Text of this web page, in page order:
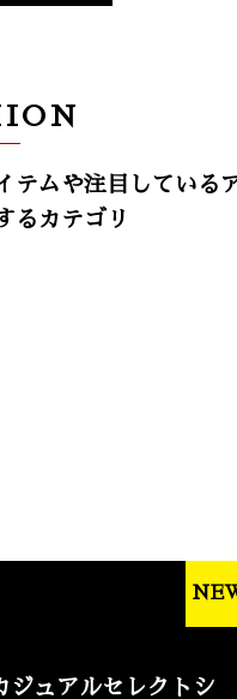
テムや注目している
るカテゴリ
ジュアルセレクトシ